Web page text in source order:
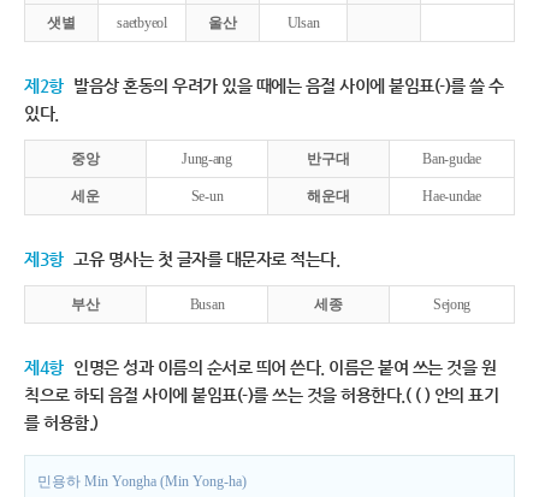
샛별 saetbyeol 울산 Ulsan
제2항 발음상 혼동의 우려가 있을 때에는 음절 사이에 붙임표(-)를 쓸 수
있다.
중앙 Jung-ang 반구대 Ban-gudae
세운 Se-un 해운대 Hae-undae
제3항 고유 명사는 첫 글자를 대문자로 적는다.
부산 Busan 세종 Sejong
제4항 인명은 성과 이름의 순서로 띄어 쓴다. 이름은 붙여 쓰는 것을 원
칙으로 하되 음절 사이에 붙임표(-)를 쓰는 것을 허용한다.( ( ) 안의 표기
를 허용함.)
민용하 Min Yongha (Min Yong-ha)